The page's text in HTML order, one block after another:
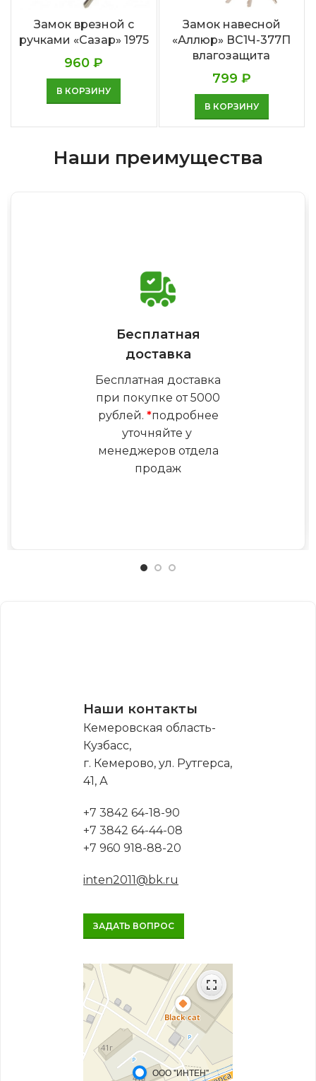
Замок врезной с
ручками «Сазар» 1975
960₽
В КОРЗИНУ
Замок навесной
«Аллюр» ВС1Ч-377П
влагозащита
799 ₽
В КОРЗИНУ
Наши преимущества
Бесплатная
доставка
Бесплатная доставка
при покупке от 5000
рублей. *подробнее
уточняйте у
менеджеров отдела
продаж
Наши контакты
Кемеровская область-
Кузбасс,
г. Кемерово, ул. Рутгерса,
41, А
+7 3842 64-18-90
+7 3842 64-44-08
+7 960 918-88-20
inten2011@bk.ru
ЗАДАТЬ ВОПРОС